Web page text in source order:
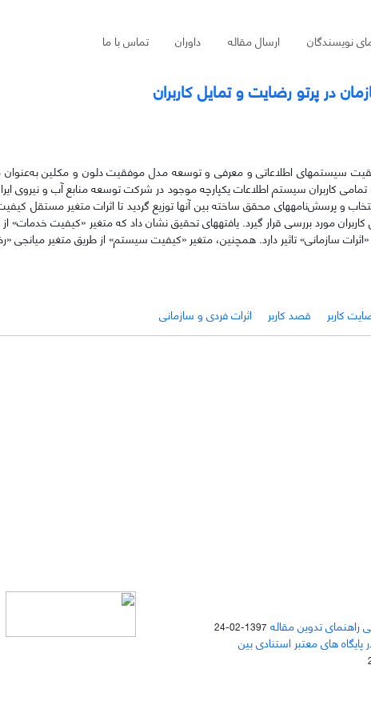
نویسندگان ارسال مقاله داوران تماس با ما
در پرتو رضایت و تمایل کاربران
سیستم­های اطلاعاتی و معرفی و توسعه مدل موفقیت دلون و مکلین به‌عنوان
و پرسش‌نامه­های محقق ساخته بین آنها توزیع گردید تا اثرات متغیر مستقل
کاربران مورد بررسی قرار گیرد. یافته­های تحقیق نشان داد که متغیر «کیفیت خدمات»
سازمانی» تاثیر دارد. همچنین، متغیر «کیفیت سیستم» از طریق متغیر میانجی
کاربر قصد کاربر اثرات فردی و سازمانی
راهنمای تدوین مقاله 1397-02-24
های معتبر استنادی بین